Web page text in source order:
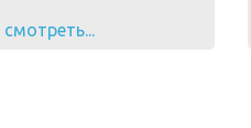
смотреть...